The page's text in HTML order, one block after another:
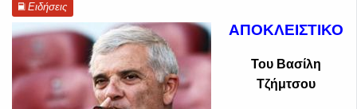
Ειδήσεις
ΑΠΟΚΛΕΙΣΤΙΚΟ
Του Βασίλη
Τζήμτσου